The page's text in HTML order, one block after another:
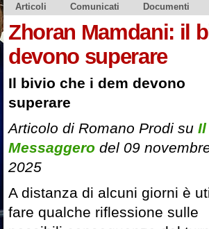
Articoli Comunicati Documenti
Zhoran Mamdani: il
devono superare
Il bivio che i dem devono
superare
Articolo di Romano Prodi su Il
Messaggero del 09
2025
A distanza di alcuni giorni è
fare qualche riflessione sulle